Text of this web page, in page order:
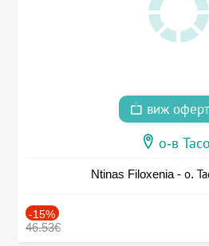
виж
о-в
Ntinas Filoxenia - о.
-15%
46.53€